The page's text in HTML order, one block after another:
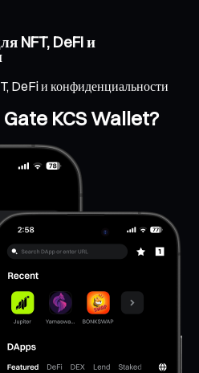
NFT, DeFi и
DeFi и конфиденциальности
KCS Wallet?